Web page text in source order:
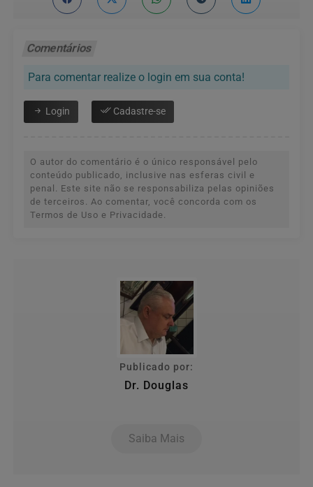
Comentários
Para comentar realize o login em sua conta!
Login Cadastre-se
O autor do comentário é o único responsável pelo
conteúdo publicado, inclusive nas esferas civil e
penal. Este site não se responsabiliza pelas opiniões
de terceiros. Ao comentar, você concorda com os
Termos de Uso e Privacidade.
Publicado por:
Dr. Douglas
Saiba Mais